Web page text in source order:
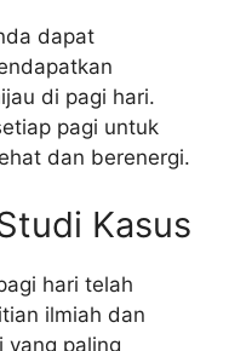
dapat
di pagi hari.
pagi untuk
dan berenergi.
Kasus
hari telah
ilmiah dan
yang paling